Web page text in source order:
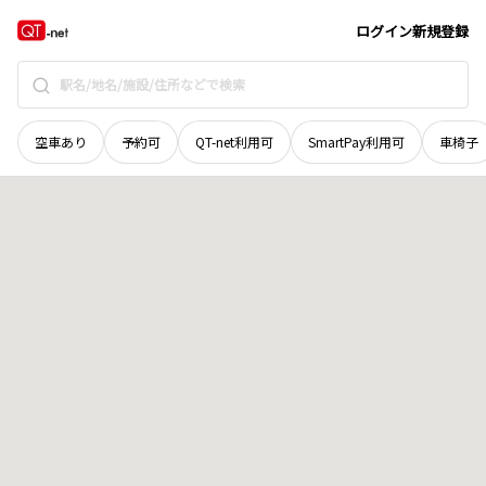
ログイン新規登録
空車あり 予約可 QT-net利用可 SmartPay利用可 車椅子
山梨県